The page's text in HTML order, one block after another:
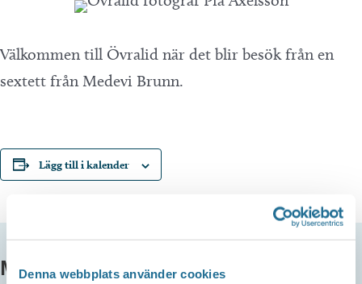
Denna webbplats använder cookies
Välkommen till Övralid när det blir besök från en
sextett från Medevi Brunn.
Lägg till i kalender
MER INFO